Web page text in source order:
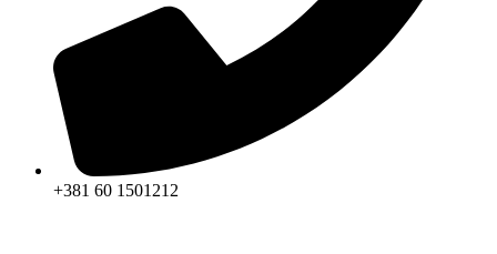
+381 60 1501212